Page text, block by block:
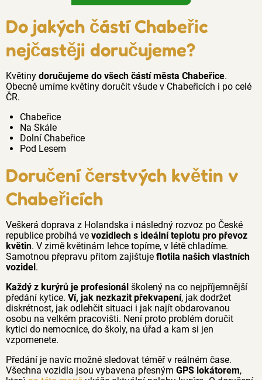
Do jakých částí Chabeřic
nejčastěji doručujeme?
Květiny doručujeme do všech částí města Chabeřice.
Obecně umíme květiny doručit všude v Chabeřicích i po celé
ČR.
Chabeřice
Na Skále
Dolní Chabeřice
Pod Lesem
Doručení čerstvých květin v
Chabeřicích
Veškerá doprava z Holandska i následný rozvoz po České
republice probíhá ve vozidlech s ideální teplotu pro převoz
květin. V zimě květinám lehce topíme, v létě chladíme.
Samotnou přepravu přitom zajištuje flotila našich vlastních
vozidel.
Každý z kurýrů je profesionál školený na co nejpříjemnější
předání kytice. Ví, jak nezkazit překvapení, jak dodržet
diskrétnost, jak odlehčit situaci i jak najít obdarovanou
osobu na velkém pracovišti. Není proto problém doručit
kytici do nemocnice, do školy, na úřad a kam si jen
vzpomenete.
Předání je navíc možné sledovat téměř v reálném čase.
Všechna vozidla jsou vybavena přesným GPS lokátorem,